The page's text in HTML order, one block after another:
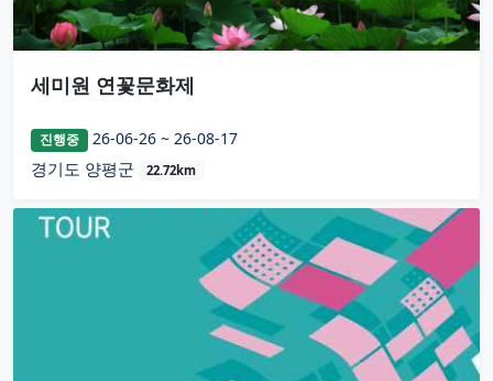
세미원 연꽃문화제
진행중 26-06-26 ~ 26-08-17
경기도 양평군 22.72km